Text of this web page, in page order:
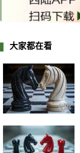
大家都在看